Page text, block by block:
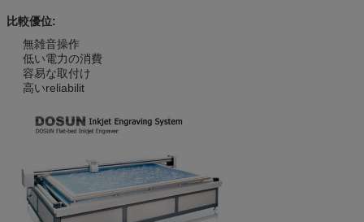
比較優位:
無雑音操作
低い電力の消費
容易な取付け
高いreliabilit